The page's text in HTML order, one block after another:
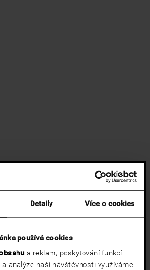
Detaily Více o cookies
používá cookies
a reklam, poskytování funkcí
analýze naší návštěvnosti využíváme